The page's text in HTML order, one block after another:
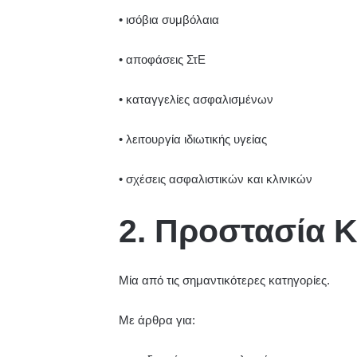
• ισόβια συμβόλαια
• αποφάσεις ΣτΕ
• καταγγελίες ασφαλισμένων
• λειτουργία ιδιωτικής υγείας
• σχέσεις ασφαλιστικών και κλινικών
2. Προστασία
Μία από τις σημαντικότερες κατηγορίες.
Με άρθρα για: